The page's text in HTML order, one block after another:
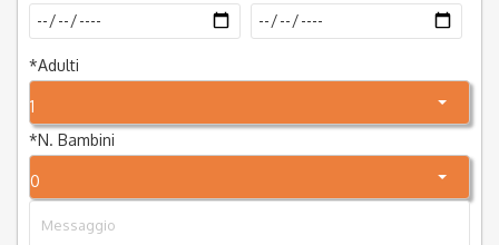
*Adulti
1
*N. Bambini
0